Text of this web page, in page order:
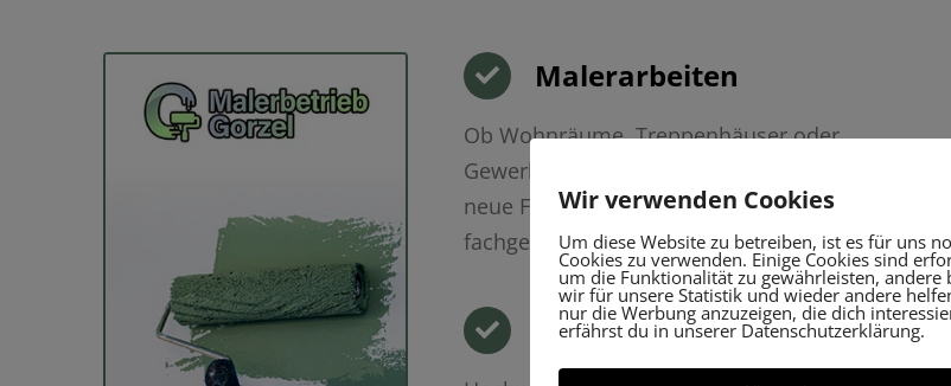
Malerarbeiten
Ob Wohnräume, Treppenhäuser oder
Gewerbeobjekte – wir verleihen Ihren Wänden
neue Frische mit hochwertigen Farben und
fachgerechter Ausführung.
Fassadenservice
Wir verwenden Cookies
Um diese Website zu betreiben, ist es für uns
Cookies zu verwenden. Einige Cookies sind
um die Funktionalität zu gewährleisten, andere
wir für unsere Statistik und wieder andere
nur die Werbung anzuzeigen, die dich
erfährst du in unserer Datenschutzerklärung.